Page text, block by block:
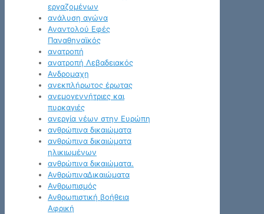
εργαζομένων
ανάλυση αγώνα
Αναντολού Εφές
Παναθηναϊκός
ανατροπή
ανατροπή Λεβαδειακός
Ανδρομαχη
ανεκπλήρωτος έρωτας
ανεμογεννήτριες και
πυρκαγιές
ανεργία νέων στην Ευρώπη
ανθρώπινα δικαιώματα
ανθρώπινα δικαιώματα
ηλικιωμένων
ανθρώπινα δικαιώματα.
ΑνθρώπιναΔικαιώματα
Ανθρωπισμός
Ανθρωπιστική βοήθεια
Αφρική